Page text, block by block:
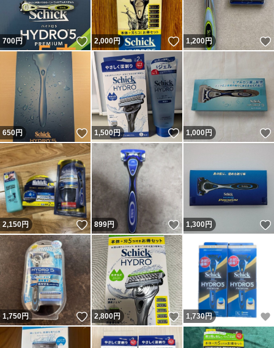
700円 いいね！
2,000円 いいね！
1,200円
650円 いいね！
1,500円 いいね！
1,000円
2,150円 いいね！
899円 いいね！
1,300円
1,750円 いいね！
2,800円 いいね！
1,730円